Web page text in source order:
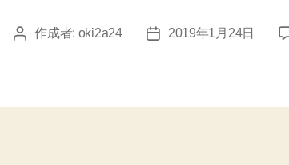
投 作成者: oki2a24
投
2019年1月24日